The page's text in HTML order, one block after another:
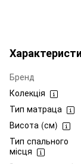
Бренд
Колекція
Тип матраца
Висота (см)
Тип спального
місця